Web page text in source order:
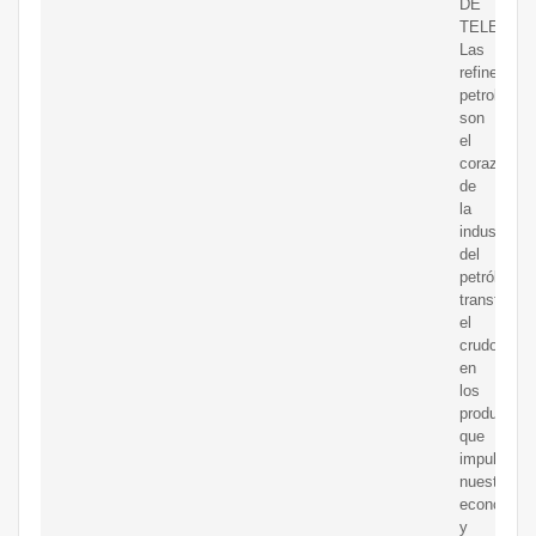
DE
Las
refinerías
petroleras
son
el
corazón
de
la
industria
del
petróleo,
el
crudo
en
los
productos
que
impulsan
nuestras
economías
y